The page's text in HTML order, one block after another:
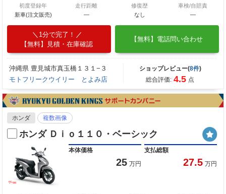
初度登録年
新車(注文販売)
走行距離
―
修復歴
なし
車検/自賠責
―
1分で完了！
【無料】見積・在庫確認
【無料】電話問い合わせ
沖縄県 豊見城市真玉橋１３１−３
モトフリークウイリー とよみ店
ショップレビュー(8件)
総合評価: 4.5 点
ホンダ 複数画像
ホンダ Ｄｉｏ１１０・ベーシック
本体価格
25 万円
支払総額
27.5 万円